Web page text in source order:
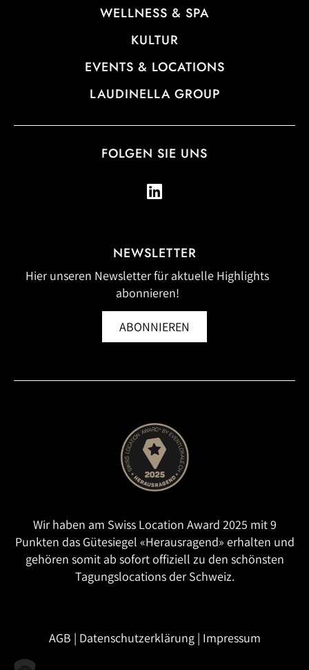
WELLNESS & SPA
KULTUR
EVENTS & LOCATIONS
LAUDINELLA GROUP
FOLGEN SIE UNS
NEWSLETTER
Hier unseren Newsletter für aktuelle Highlights
abonnieren!
ABONNIEREN
Wir haben am Swiss Location Award 2025 mit 9
Punkten das Gütesiegel «Herausragend» erhalten und
gehören somit ab sofort offiziell zu den schönsten
Tagungslocations der Schweiz.
AGB | Datenschutzerklärung| Impressum